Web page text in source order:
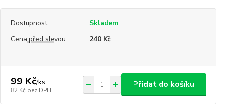
Dostupnost
Skladem
Cena před slevou
240 Kč
99 Kč/ks
82 Kč bez DPH
Přidat do košíku